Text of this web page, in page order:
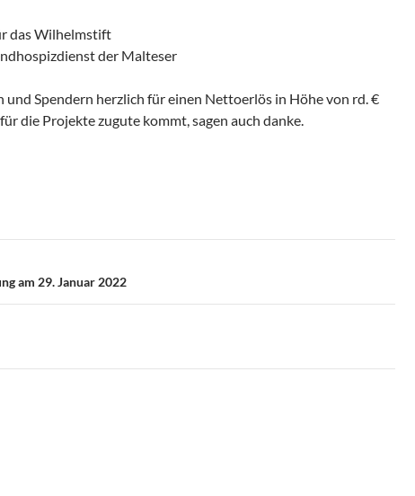
das Wilhelmstift
der Malteser
und Spendern herzlich für einen Nettoerlös in Höhe von rd. €
die Projekte zugute kommt, sagen auch danke.
am 29. Januar 2022